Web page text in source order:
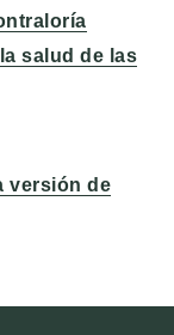
salud de las
versión de